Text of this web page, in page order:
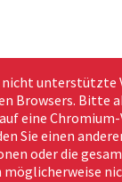
nicht unterstützte
Browsers. Bitte
eine
Sie einen
oder die
möglicherweise